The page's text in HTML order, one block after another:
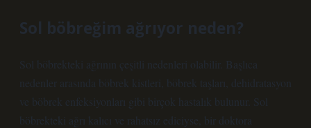
Sol böbreğim ağrıyor neden?
Sol böbrekteki ağrının çeşitli nedenleri olabilir. Başlıca
nedenler arasında böbrek kistleri, böbrek taşları, dehidratasyon
ve böbrek enfeksiyonları gibi birçok hastalık bulunur. Sol
böbrekteki ağrı kalıcı ve rahatsız ediciyse, bir doktora